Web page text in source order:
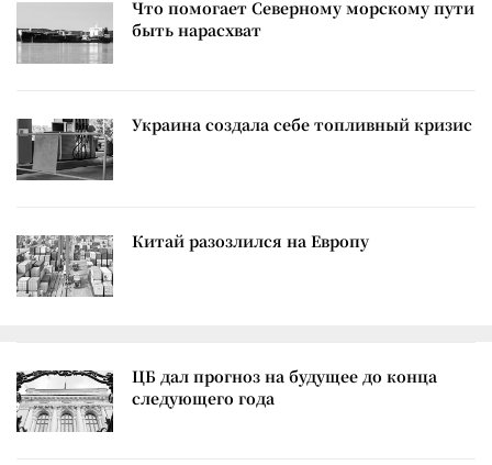
Что помогает Северному морскому пути
быть нарасхват
Украина создала себе топливный кризис
Китай разозлился на Европу
ЦБ дал прогноз на будущее до конца
следующего года